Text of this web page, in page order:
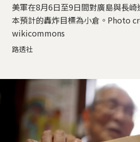
美軍在8月6日至9日間對廣島與長
本預計的轟炸目標為小倉。Photo
wikicommons
路透社